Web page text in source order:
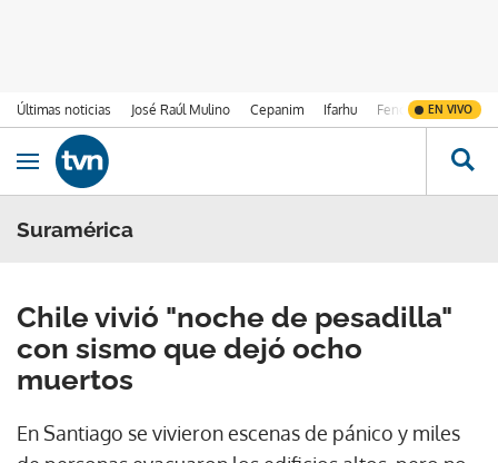
Últimas noticias José Raúl Mulino Cepanim Ifarhu Fenómeno de El
EN VIVO
Ir al contenido
Obrir navegació
Suramérica
Chile vivió "noche de pesadilla"
con sismo que dejó ocho
muertos
En Santiago se vivieron escenas de pánico y miles